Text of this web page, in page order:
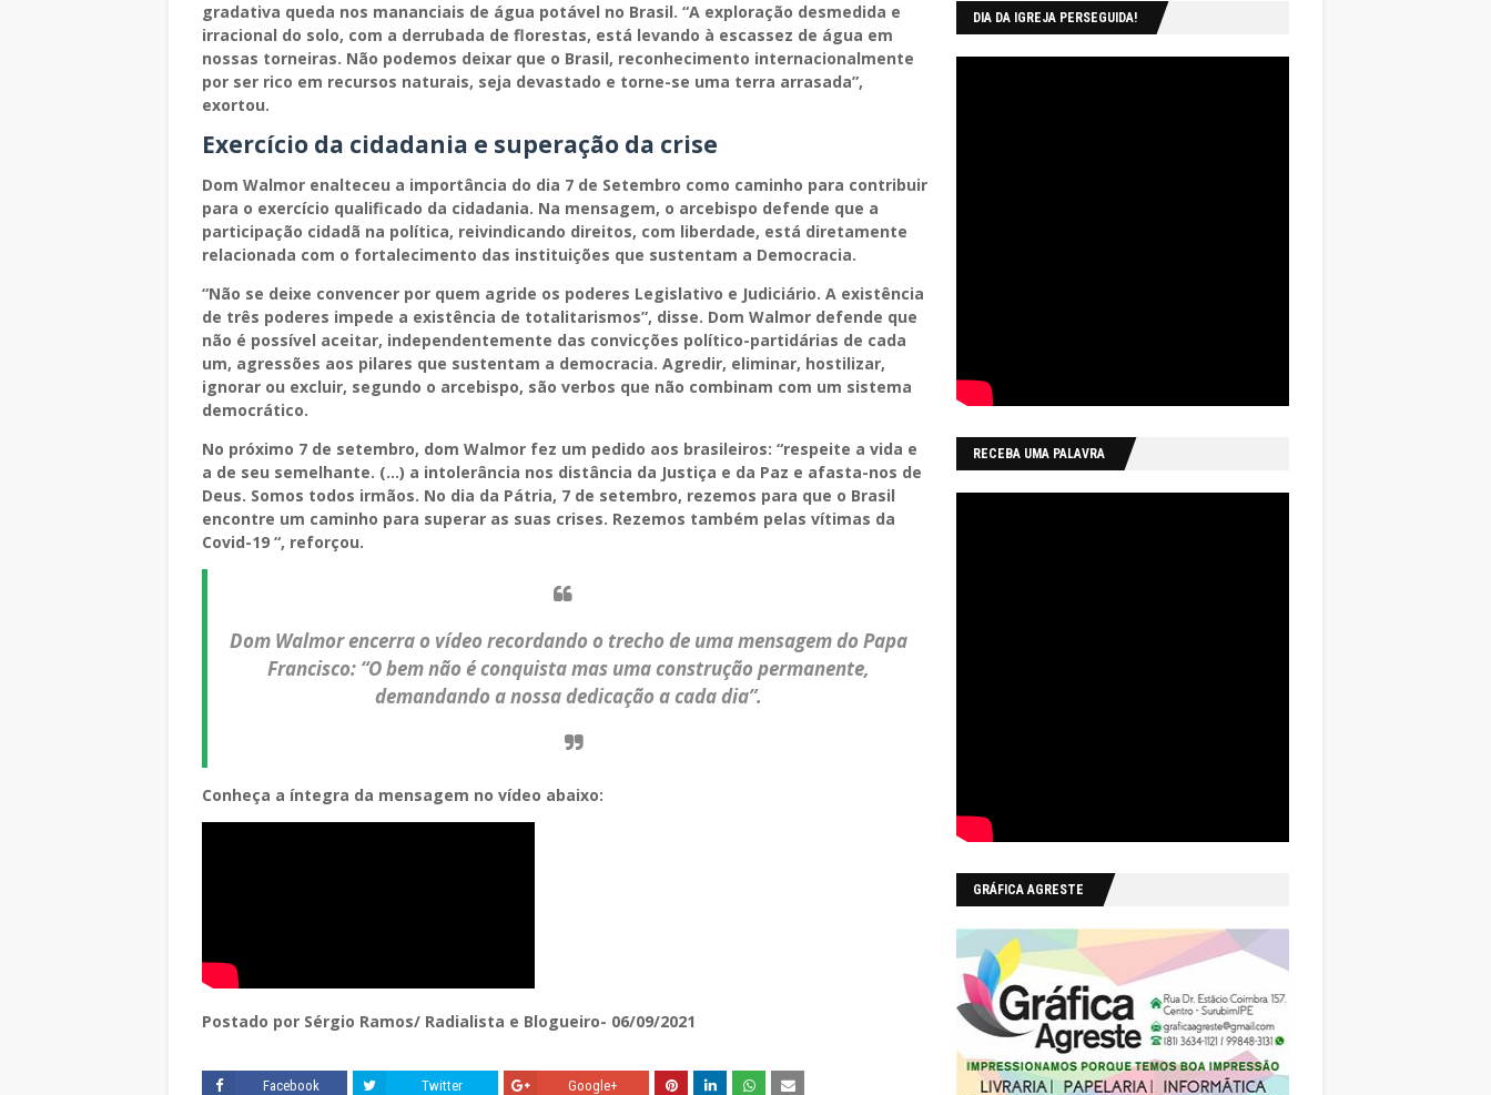
gradativa queda nos mananciais de água potável no Brasil. “A exploração desmedida e
irracional do solo, com a derrubada de florestas, está levando à escassez de água em
nossas torneiras. Não podemos deixar que o Brasil, reconhecimento internacionalmente
por ser rico em recursos naturais, seja devastado e torne-se uma terra arrasada”,
exortou.
Exercício da cidadania e superação da crise
Dom Walmor enalteceu a importância do dia 7 de Setembro como caminho para contribuir
para o exercício qualificado da cidadania. Na mensagem, o arcebispo defende que a
participação cidadã na política, reivindicando direitos, com liberdade, está diretamente
relacionada com o fortalecimento das instituições que sustentam a Democracia.
“Não se deixe convencer por quem agride os poderes Legislativo e Judiciário. A existência
de três poderes impede a existência de totalitarismos”, disse. Dom Walmor defende que
não é possível aceitar, independentemente das convicções político-partidárias de cada
um, agressões aos pilares que sustentam a democracia. Agredir, eliminar, hostilizar,
ignorar ou excluir, segundo o arcebispo, são verbos que não combinam com um sistema
democrático.
No próximo 7 de setembro, dom Walmor fez um pedido aos brasileiros: “respeite a vida e
a de seu semelhante. (…) a intolerância nos distância da Justiça e da Paz e afasta-nos de
Deus. Somos todos irmãos. No dia da Pátria, 7 de setembro, rezemos para que o Brasil
encontre um caminho para superar as suas crises. Rezemos também pelas vítimas da
Covid-19 “, reforçou.
Dom Walmor encerra o vídeo recordando o trecho de uma mensagem do Papa
Francisco: “O bem não é conquista mas uma construção permanente,
demandando a nossa dedicação a cada dia”.
Conheça a íntegra da mensagem no vídeo abaixo:
Postado por Sérgio Ramos/ Radialista e Blogueiro- 06/09/2021
Facebook Twitter Google+
DIA DA IGREJA PERSEGUIDA!
RECEBA UMA PALAVRA
GRÁFICA AGRESTE